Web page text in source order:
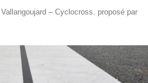
– Cyclocross. proposé par